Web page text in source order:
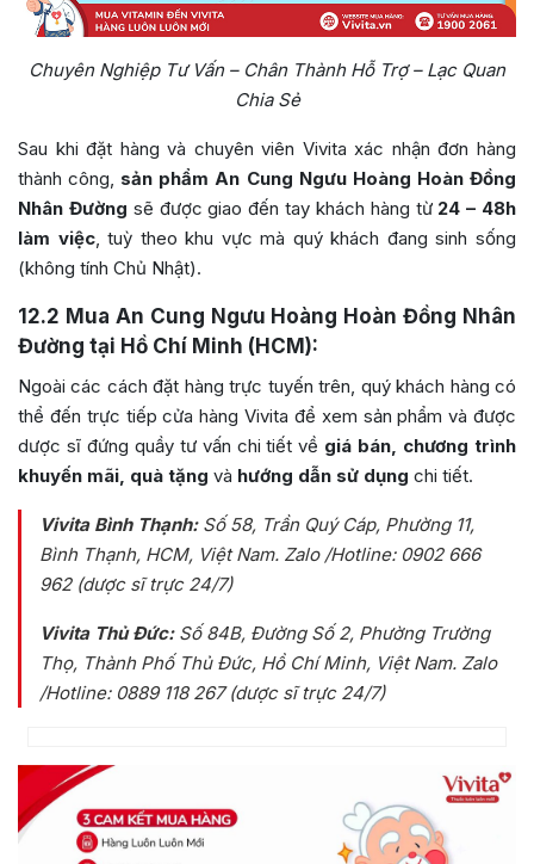
Chuyên Nghiệp Tư Vấn – Chân Thành Hỗ Trợ – Lạc Quan
Chia Sẻ
Sau khi đặt hàng và chuyên viên Vivita xác nhận đơn hàng
thành công, sản phẩm An Cung Ngưu Hoàng Hoàn Đồng
Nhân Đường sẽ được giao đến tay khách hàng từ 24 – 48h
làm việc, tuỳ theo khu vực mà quý khách đang sinh sống
(không tính Chủ Nhật).
12.2 Mua An Cung Ngưu Hoàng Hoàn Đồng Nhân
Đường tại Hồ Chí Minh (HCM):
Ngoài các cách đặt hàng trực tuyến trên, quý khách hàng có
thể đến trực tiếp cửa hàng Vivita để xem sản phẩm và được
dược sĩ đứng quầy tư vấn chi tiết về giá bán, chương trình
khuyến mãi, quà tặng và hướng dẫn sử dụng chi tiết.
Vivita Bình Thạnh:Số 58, Trần Quý Cáp, Phường 11,
Bình Thạnh, HCM, Việt Nam. Zalo /Hotline: 0902 666
962 (dược sĩ trực 24/7)
Vivita Thủ Đức:Số 84B, Đường Số 2, Phường Trường
Thọ, Thành Phố Thủ Đức, Hồ Chí Minh, Việt Nam. Zalo
/Hotline: 0889 118 267 (dược sĩ trực 24/7)